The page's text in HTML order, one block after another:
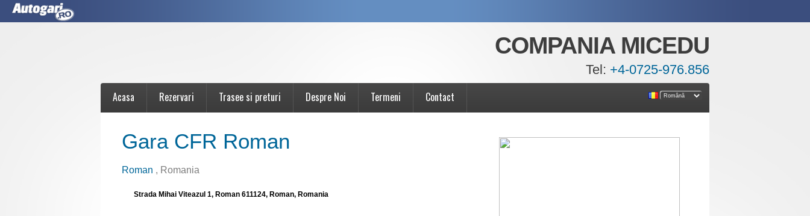
COMPANIA MICEDU
Tel: +4-0725-976.856
Acasa Rezervari Trasee si preturi Despre Noi Termeni Contact
Gara CFR Roman
Roman , Romania
Strada Mihai Viteazul 1, Roman 611124, Roman, Romania